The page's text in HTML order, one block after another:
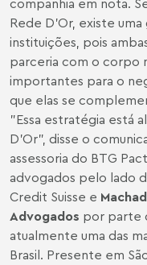
companhia em nota.
Rede D’Or, existe
instituições, pois
parceria com o corpo
importantes para o
que elas se
"Essa estratégia está
D’Or", disse o
assessoria do BTG
advogados pelo lado
Credit Suisse e
Advogados por parte
atualmente uma das
Brasil. Presente em